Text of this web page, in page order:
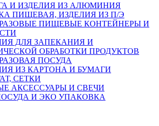
И ИЗДЕЛИЯ ИЗ АЛЮМИНИЯ
ПИЩЕВАЯ, ИЗДЕЛИЯ ИЗ П/Э
ПИЩЕВЫЕ КОНТЕЙНЕРЫ И
ДЛЯ ЗАПЕКАНИЯ И
ОБРАБОТКИ ПРОДУКТОВ
ПОСУДА
ИЗ КАРТОНА И БУМАГИ
СЕТКИ
АКСЕССУАРЫ И СВЕЧИ
И ЭКО УПАКОВКА